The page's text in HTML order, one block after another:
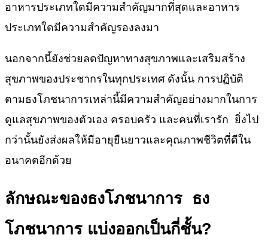
อาหารประเภทใดมีความสำคัญมากที่สุดและอาหาร
ประเภทใดมีความสำคัญรองลงมา
นอกจากนี้ยังช่วยลดปัญหาทางสุขภาพและเสริมสร้าง
สุขภาพของประชากรในทุกประเทศ ดังนั้น การปฏิบัติ
ตามธงโภชนาการเหล่านี้มีความสำคัญอย่างมากในการ
ดูแลสุขภาพของตัวเอง ครอบครัว และคนที่เรารัก ยิ่งไป
กว่านั้นยังส่งผลให้มีอายุยืนยาวและคุณภาพชีวิตที่ดีใน
อนาคตอีกด้วย
ลักษณะของธงโภชนาการ ธง
โภชนาการ แบ่งออกเป็นกี่ชั้น?